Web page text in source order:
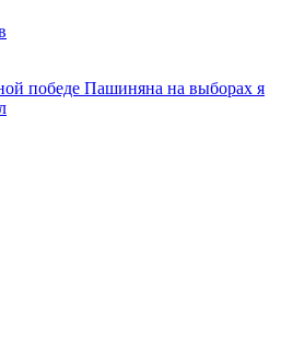
победе Пашиняна на выборах я